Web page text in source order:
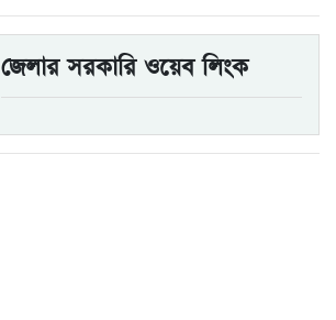
জেলার সরকারি ওয়েব লিংক